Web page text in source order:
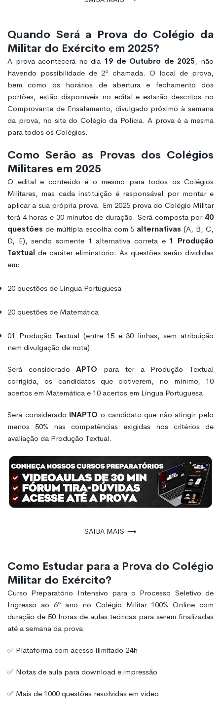
Quando Será a Prova do Colégio da
Militar do Exército em 2025?
A prova acontecerá no dia 19 de Outubro de 2025, não
havendo possibilidade de 2ª chamada. O local de prova,
bem como os horários de abertura e fechamento dos
portões, estão disponíveis no edital e estarão descritos no
Comprovante de Ensalamento, divulgado próximo à semana
da prova, no site do Colégio da Polícia. A prova é a mesma
para todos os Colégios.
Como Serão as Provas dos Colégios
Militares em 2025
O edital e conteúdo é o mesmo para todos os Colégios
Militares, mas cada instituição é responsável por montar e
aplicar a sua própria prova. Em 2025prova do Colégio Militar
terá 4 horas e 30 minutos de duração. Será composta por 40
questões de múltipla escolha com 5 alternativas (A, B, C,
D, E), sendo somente 1 alternativa correta e 1 Produção
Textual de caráter eliminatório. As questões serão divididas
em:
20 questões de Língua Portuguesa
20 questões de Matemática
01
Produção Textual (entre 15 e 30 linhas, sem atribuição
nem divulgação de nota)
Será consideradoAPTO para ter a Produção Textual
corrigida, os candidatos que obtiverem, no mínimo, 10
acertos em Matemática e 10 acertos em Língua Portuguesa.
Será considerado INAPTO o candidato que não atingir pelo
menos 50% nas competências exigidas nos critérios de
avaliação da Produção Textual.
Saiba mais
Como Estudar para a Prova do Colégio
Militar do Exército?
Curso Preparatório Intensivo para o Processo Seletivo de
Ingresso ao 6º ano no Colégio Militar 100% Online com
duração de 50 horas de aulas teóricas para serem finalizadas
até a semana da prova:
✅ Plataforma com acesso ilimitado 24h
✅ Notas de aula para download e impressão
✅ Mais de 1000 questões resolvidas em vídeo